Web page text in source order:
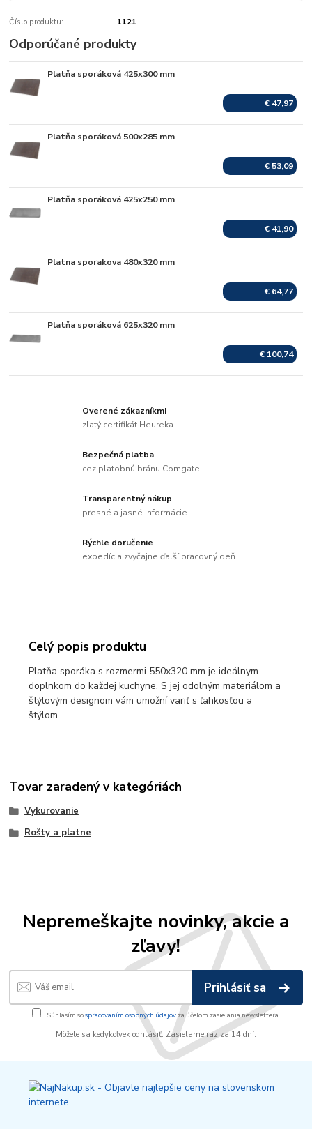
Číslo produktu: 1121
Odporúčané produkty
Platňa sporáková 425x300 mm
€ 47,97
Platňa sporáková 500x285 mm
€ 53,09
Platňa sporáková 425x250 mm
€ 41,90
Platna sporakova 480x320 mm
€ 64,77
Platňa sporáková 625x320 mm
€ 100,74
Overené zákazníkmi
zlatý certifikát Heureka
Bezpečná platba
cez platobnú bránu Comgate
Transparentný nákup
presné a jasné informácie
Rýchle doručenie
expedícia zvyčajne ďalší pracovný deň
Celý popis produktu
Platňa sporáka s rozmermi 550x320 mm je ideálnym
doplnkom do každej kuchyne. S jej odolným materiálom a
štýlovým designom vám umožní variť s ľahkosťou a
štýlom.
Tovar zaradený v kategóriách
Vykurovanie
Rošty a platne
Nepremeškajte novinky, akcie a
zľavy!
Prihlásiť sa
Súhlasím sospracovaním osobných údajov za účelom zasielania newslettera.
Môžete sa kedykoľvek odhlásiť. Zasielame raz za 14 dní.